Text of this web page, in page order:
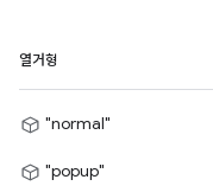
열거형
"normal"
"popup"